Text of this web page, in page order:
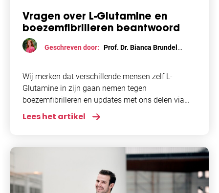
Vragen over L-Glutamine en
boezemfibrilleren beantwoord
Geschreven door:
Prof. Dr. Bianca Brundel
Wij merken dat verschillende mensen zelf L-
Glutamine in zijn gaan nemen tegen
boezemfibrilleren en updates met ons delen via
ons forum. Dit vinden wij erg leuk en interessant.
Lees het artikel